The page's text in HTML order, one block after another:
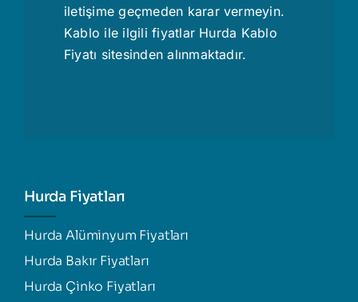
iletişime geçmeden karar vermeyin.
Kablo ile ilgili fiyatlar Hurda Kablo
Fiyatı sitesinden alınmaktadır.
Hurda Fiyatları
Hurda Alüminyum Fiyatları
Hurda Bakır Fiyatları
Hurda Çinko Fiyatları